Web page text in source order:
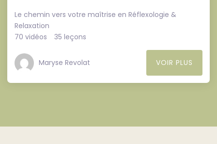
Le chemin vers votre maîtrise en Réflexologie &
Relaxation
70 vidéos
35 leçons
Maryse Revolat VOIR PLUS